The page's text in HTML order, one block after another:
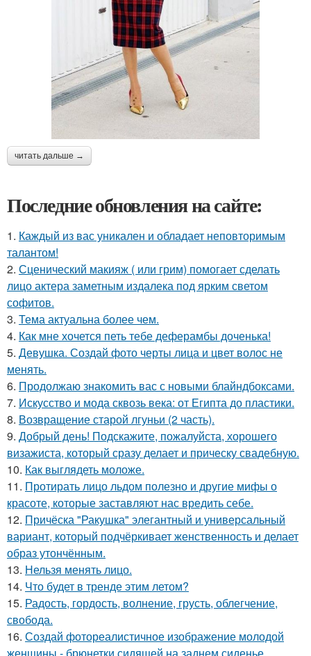
читать дальше →
Последние обновления на сайте:
1. Каждый из вас уникален и обладает неповторимым
талантом!
2. Сценический макияж ( или грим) помогает сделать
лицо актера заметным издалека под ярким светом
софитов.
3. Тема актуальна более чем.
4. Как мне хочется петь тебе деферамбы доченька!
5. Девушка. Создай фото черты лица и цвет волос не
менять.
6. Продолжаю знакомить вас с новыми блайндбоксами.
7. Искусство и мода сквозь века: от Египта до пластики.
8. Возвращение старой лгуньи (2 часть).
9. Добрый день! Подскажите, пожалуйста, хорошего
визажиста, который сразу делает и прическу свадебную.
10. Как выглядеть моложе.
11. Протирать лицо льдом полезно и другие мифы о
красоте, которые заставляют нас вредить себе.
12. Причёска "Ракушка" элегантный и универсальный
вариант, который подчёркивает женственность и делает
образ утончённым.
13. Нельзя менять лицо.
14. Что будет в тренде этим летом?
15. Радость, гордость, волнение, грусть, облегчение,
свобода.
16. Создай фотореалистичное изображение молодой